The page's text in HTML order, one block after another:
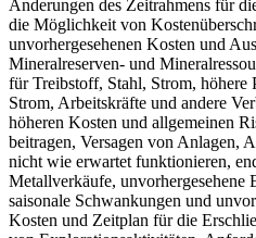
Änderungen des Zeitrahmens für
die Möglichkeit von
unvorhergesehenen Kosten und
Mineralreserven- und
für Treibstoff, Stahl, Strom, höhere
Strom, Arbeitskräfte und andere
höheren Kosten und allgemeinen
beitragen, Versagen von Anlagen,
nicht wie erwartet funktionieren,
Metallverkäufe, unvorhergesehene
saisonale Schwankungen und
Kosten und Zeitplan für die